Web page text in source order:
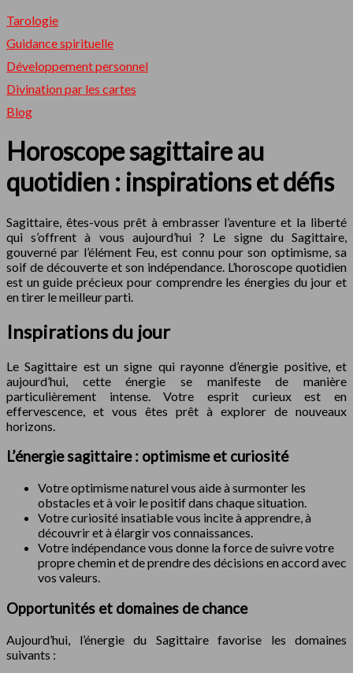
Tarologie
Guidance spirituelle
Développement personnel
Divination par les cartes
Blog
Horoscope sagittaire au
quotidien : inspirations et défis
Sagittaire, êtes-vous prêt à embrasser l’aventure et la liberté
qui s’offrent à vous aujourd’hui ? Le signe du Sagittaire,
gouverné par l’élément Feu, est connu pour son optimisme, sa
soif de découverte et son indépendance. L’horoscope quotidien
est un guide précieux pour comprendre les énergies du jour et
en tirer le meilleur parti.
Inspirations du jour
Le Sagittaire est un signe qui rayonne d’énergie positive, et
aujourd’hui, cette énergie se manifeste de manière
particulièrement intense. Votre esprit curieux est en
effervescence, et vous êtes prêt à explorer de nouveaux
horizons.
L’énergie sagittaire : optimisme et curiosité
Votre optimisme naturel vous aide à surmonter les
obstacles et à voir le positif dans chaque situation.
Votre curiosité insatiable vous incite à apprendre, à
découvrir et à élargir vos connaissances.
Votre indépendance vous donne la force de suivre votre
propre chemin et de prendre des décisions en accord avec
vos valeurs.
Opportunités et domaines de chance
Aujourd’hui, l’énergie du Sagittaire favorise les domaines
suivants :